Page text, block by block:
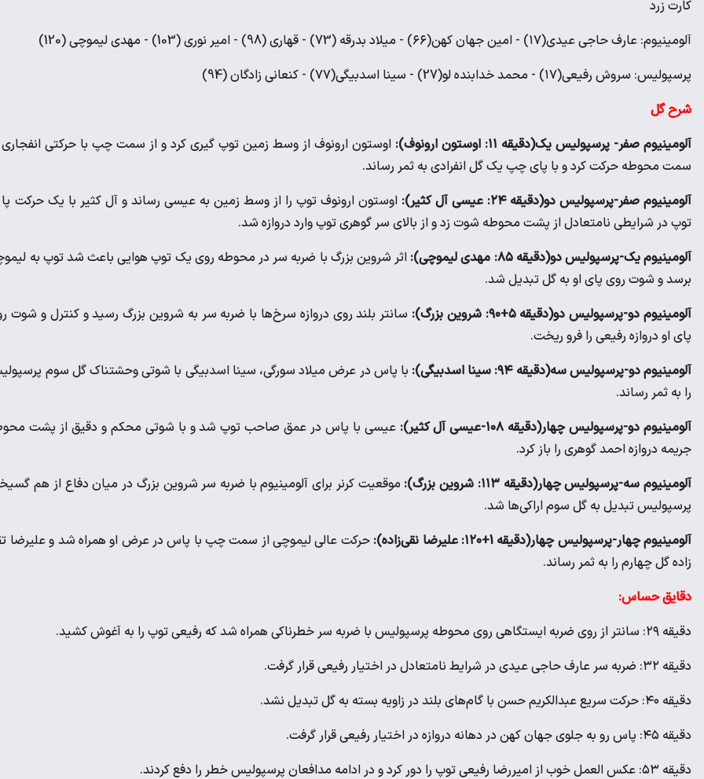
کارت زرد
آلومینیوم: عارف حاجی عیدی(۱۷) - امین جهان کهن(۶۶) - میلاد بدرقه (73) - قهاری (98) - امیر نوری (103) - مهدی لیموچی (120)
پرسپولیس: سروش رفیعی(۱۷) - محمد خدابنده لو(27) - سینا اسدبیگی(۷۷) - کنعانی زادگان (94)
شرح گل
آلومینیوم صفر- پرسپولیس یک(دقیقه ۱۱: اوستون ارونوف):
اوستون ارونوف از وسط زمین توپ گیری کرد و از سمت چپ با حرکتی انفجاری
سمت محوطه حرکت کرد و با پای چپ یک گل انفرادی به ثمر رساند.
آلومینیوم صفر-پرسپولیس دو(دقیقه ۲۴: عیسی آل کثیر):
اوستون ارونوف توپ را از وسط زمین به عیسی رساند و آل کثیر با یک حرکت پا
توپ در شرایطی نامتعادل از پشت محوطه شوت زد و از بالای سر گوهری توپ وارد دروازه شد.
آلومینیوم یک-پرسپولیس دو(دقیقه ۸۵: مهدی لیموچی):
اثر شروین بزرگ با ضربه سر در محوطه روی یک توپ هوایی باعث شد توپ به
برسد و شوت روی پای او به گل تبدیل شد.
آلومینیوم دو-پرسپولیس دو(دقیقه ۵+۹۰: شروین بزرگ):
سانتر بلند روی دروازه سرخ‌ها با ضربه سر به شروین بزرگ رسید و کنترل و شوت
پای او دروازه رفیعی را فرو ریخت.
آلومینیوم دو-پرسپولیس سه(دقیقه ۹۴: سینا اسدبیگی):
با پاس در عرض میلاد سورگی، سینا اسدبیگی با شوتی وحشتناک گل سوم
را به ثمر رساند.
آلومینیوم دو-پرسپولیس چهار(دقیقه ۱۰۸-عیسی آل کثیر):
عیسی با پاس در عمق صاحب توپ شد و با شوتی محکم و دقیق از پشت
جریمه دروازه احمد گوهری را باز کرد.
آلومینیوم سه-پرسپولیس چهار(دقیقه ۱۱۳: شروین بزرگ):
موقعیت کرنر برای آلومینیوم با ضربه سر شروین بزرگ در میان دفاع از هم
پرسپولیس تبدیل به گل سوم اراکی‌ها شد.
آلومینیوم چهار-پرسپولیس چهار(دقیقه 1+۱۲۰: علیرضا نقی‌زاده):
حرکت عالی لیموچی از سمت چپ با پاس در عرض او همراه شد و علیرضا
زاده گل چهارم را به ثمر رساند.
دقایق حساس:
دقیقه ۲۹: سانتر از روی ضربه ایستگاهی روی محوطه پرسپولیس با ضربه سر خطرناکی همراه شد که رفیعی توپ را به آغوش کشید.
دقیقه ۳۲: ضربه سر عارف حاجی عیدی در شرایط نامتعادل در اختیار رفیعی قرار گرفت.
دقیقه ۴۰: حرکت سریع عبدالکریم حسن با گام‌های بلند در زاویه بسته به گل تبدیل نشد.
دقیقه ۴۵: پاس رو به جلوی جهان کهن در دهانه دروازه در اختیار رفیعی قرار گرفت.
دقیقه ۵۳: عکس العمل خوب از امیررضا رفیعی توپ را دور کرد و در ادامه مدافعان پرسپولیس خطر را دفع کردند.